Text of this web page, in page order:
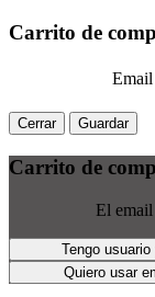
Carrito de
Email
Cerrar Guardar
Carrito de
El
Tengo
Quiero usar